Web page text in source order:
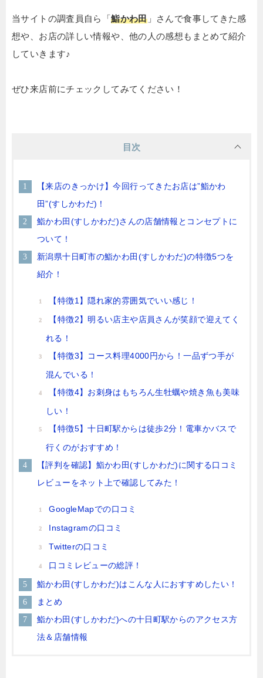
当サイトの調査員自ら「鮨かわ田」さんで食事してきた感
想や、お店の詳しい情報や、他の人の感想もまとめて紹介
していきます♪
ぜひ来店前にチェックしてみてください！
目次
【来店のきっかけ】今回行ってきたお店は”鮨かわ
田”(すしかわだ)！
鮨かわ田(すしかわだ)さんの店舗情報とコンセプトに
ついて！
新潟県十日町市の鮨かわ田(すしかわだ)の特徴5つを
紹介！
【特徴1】隠れ家的雰囲気でいい感じ！
【特徴2】明るい店主や店員さんが笑顔で迎えてく
れる！
【特徴3】コース料理4000円から！一品ずつ手が
混んでいる！
【特徴4】お刺身はもちろん生牡蠣や焼き魚も美味
しい！
【特徴5】十日町駅からは徒歩2分！電車かバスで
行くのがおすすめ！
【評判を確認】鮨かわ田(すしかわだ)に関する口コミ
レビューをネット上で確認してみた！
GoogleMapでの口コミ
Instagramの口コミ
Twitterの口コミ
口コミレビューの総評！
鮨かわ田(すしかわだ)はこんな人におすすめしたい！
まとめ
鮨かわ田(すしかわだ)への十日町駅からのアクセス方
法＆店舗情報